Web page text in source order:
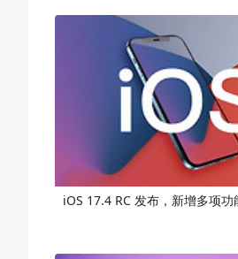
iOS 17.4 RC 发布，新增多项